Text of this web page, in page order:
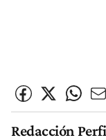
Redacción